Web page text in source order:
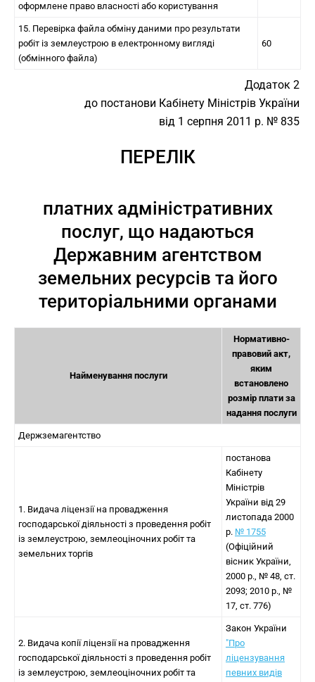
оформлене право власності або користування
15. Перевірка файла обміну даними про результати
робіт із землеустрою в електронному вигляді
(обмінного файла)
60
Додаток 2
до постанови Кабінету Міністрів України
від 1 серпня 2011 р. № 835
ПЕРЕЛІК
платних адміністративних
послуг, що надаються
Державним агентством
земельних ресурсів та його
територіальними органами
Найменування послуги
Нормативно-
правовий акт,
яким
встановлено
розмір плати за
надання послуги
Держземагентство
1. Видача ліцензії на провадження
господарської діяльності з проведення робіт
із землеустрою, землеоціночних робіт та
земельних торгів
постанова
Кабінету
Міністрів
України від 29
листопада 2000
р. № 1755
(Офіційний
вісник України,
2000 р., № 48, ст.
2093; 2010 р., №
17, ст. 776)
2. Видача копії ліцензії на провадження
господарської діяльності з проведення робіт
із землеустрою, землеоціночних робіт та
Закон України
"Про
ліцензування
певних видів